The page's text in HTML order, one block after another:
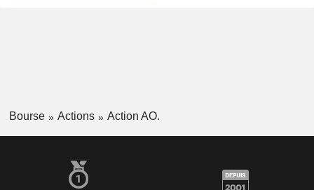
Bourse Actions Action AO.